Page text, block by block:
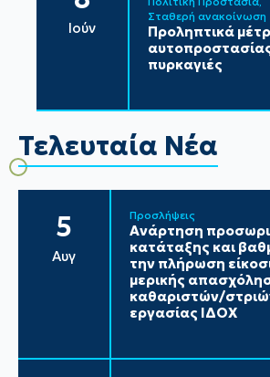
Ιούν
Σταθερή ανακοίνωση
Προληπτικά
πυρκαγιές
Τελευταία Νέα
5
Αυγ
Προσλήψεις
Ανάρτηση
κατάταξης και
την πλήρωση
μερικής
καθαριστών/
εργασίας ΙΔΟΧ